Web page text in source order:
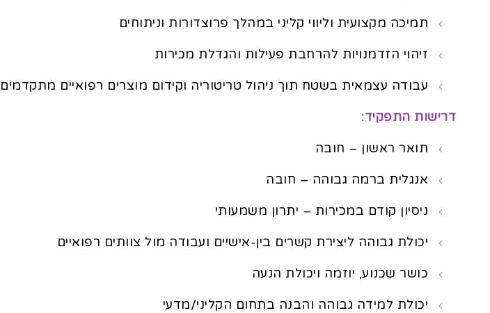
תמיכה מקצועית וליווי קליני במהלך פרוצדורות וניתוחים
זיהוי הזדמנויות להרחבת פעילות והגדלת מכירות
עבודה עצמאית בשטח תוך ניהול טריטוריה וקידום מוצרים רפואיים מתקדמים
דרישות התפקיד:
תואר ראשון – חובה
אנגלית ברמה גבוהה – חובה
ניסיון קודם במכירות – יתרון משמעותי
יכולת גבוהה ליצירת קשרים בין-אישיים ועבודה מול צוותים רפואיים
כושר שכנוע, יוזמה ויכולת הנעה
יכולת למידה גבוהה והבנה בתחום הקליני/מדעי